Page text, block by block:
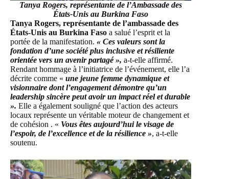
Tanya Rogers, représentante de l’Ambassade des
États-Unis au Burkina Faso
Tanya Rogers, représentante de l’ambassade des
États-Unis au Burkina Faso a salué l’esprit et la
portée de la manifestation. « Ces valeurs sont la
fondation d’une société plus inclusive et résiliente
orientée vers un avenir partagé », a-t-elle affirmé.
Rendant hommage à l’initiatrice de l’événement, elle l’a
décrite comme « une jeune femme dynamique et
visionnaire dont l’engagement démontre qu’un
leadership sincère peut avoir un impact réel et durable
». Elle a également souligné que l’action des acteurs
locaux représente un véritable moteur de changement et
de cohésion . « Vous êtes aujourd’hui le visage de
l’espoir, de l’excellence et de la résilience », a-t-elle
soutenu.